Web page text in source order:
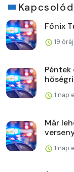
Főnix
19
Péntek
1 nap
Már
1 nap